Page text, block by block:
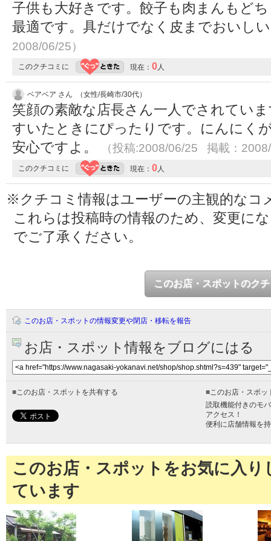
子供も大好きです。餃子も肉まんもど
最適です。具だけでなく皮までおいし
2008/06/25）
このクチコミに 現在： 0人
ベアベア さん （女性/長崎市/30代）
笑顔の素敵な店長さん一人でされてい
すいたときにぴったりです。にんにく
安心ですよ。
（投稿:2008/06/25 掲載：
このクチコミに 現在： 0人
※クチコミ情報はユーザーの主観的なコ
これらは投稿時の情報のため、変更に
でご了承ください。
このお店・スポットのク
このお店・スポットの情報変更や閉店・移転を報告
お店・スポット情報をブログにはる
■このお店・スポットを共有する ■このお店・スポッ
読取機能付きのモ
アクセス！
便利に店舗情報を
このお店・スポットをお気に入
ています